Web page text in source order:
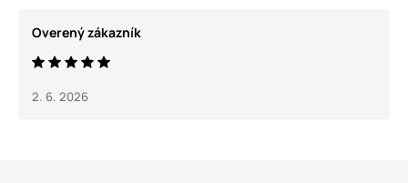
Overený zákazník
2. 6. 2026